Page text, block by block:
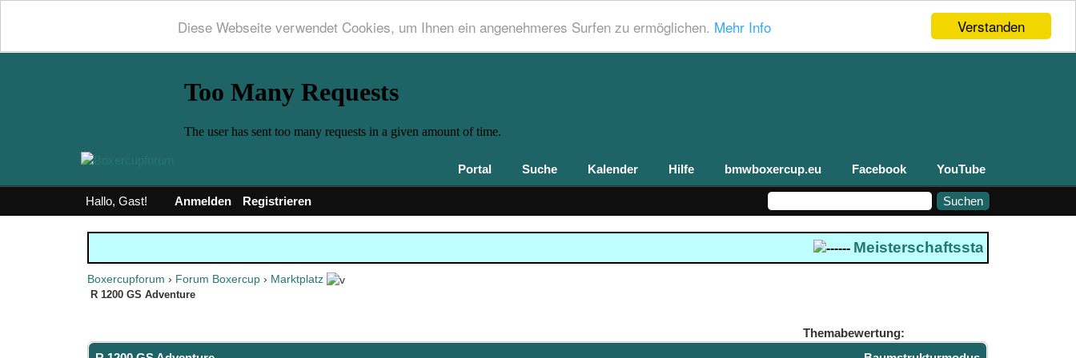
Verstanden
Diese Webseite verwendet Cookies, um Ihnen ein angenehmeres Surfen zu ermöglichen. Mehr Info
Portal Suche Kalender Hilfe bmwboxercup.eu Facebook YouTube
Hallo, Gast! Anmelden Registrieren
------Meisterschaftsstand 2026
Boxercupforum › Forum Boxercup › Marktplatz
R 1200 GS Adventure
Themabewertung: